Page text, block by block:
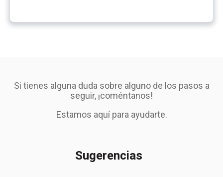
Si tienes alguna duda sobre alguno de los pasos a
seguir, ¡coméntanos!
Estamos aquí para ayudarte.
Sugerencias